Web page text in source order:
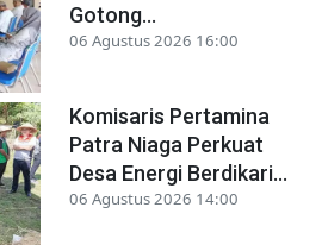
Gotong...
06 Agustus 2026 16:00
Komisaris Pertamina
Patra Niaga Perkuat
Desa Energi Berdikari...
06 Agustus 2026 14:00